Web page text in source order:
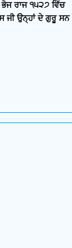
ਰਾਜ ੧੫੨੭ ਵਿੱਚ
ਜੀ ਉਨ੍ਹਾਂ ਦੇ ਗੁਰੂ ਸਨ